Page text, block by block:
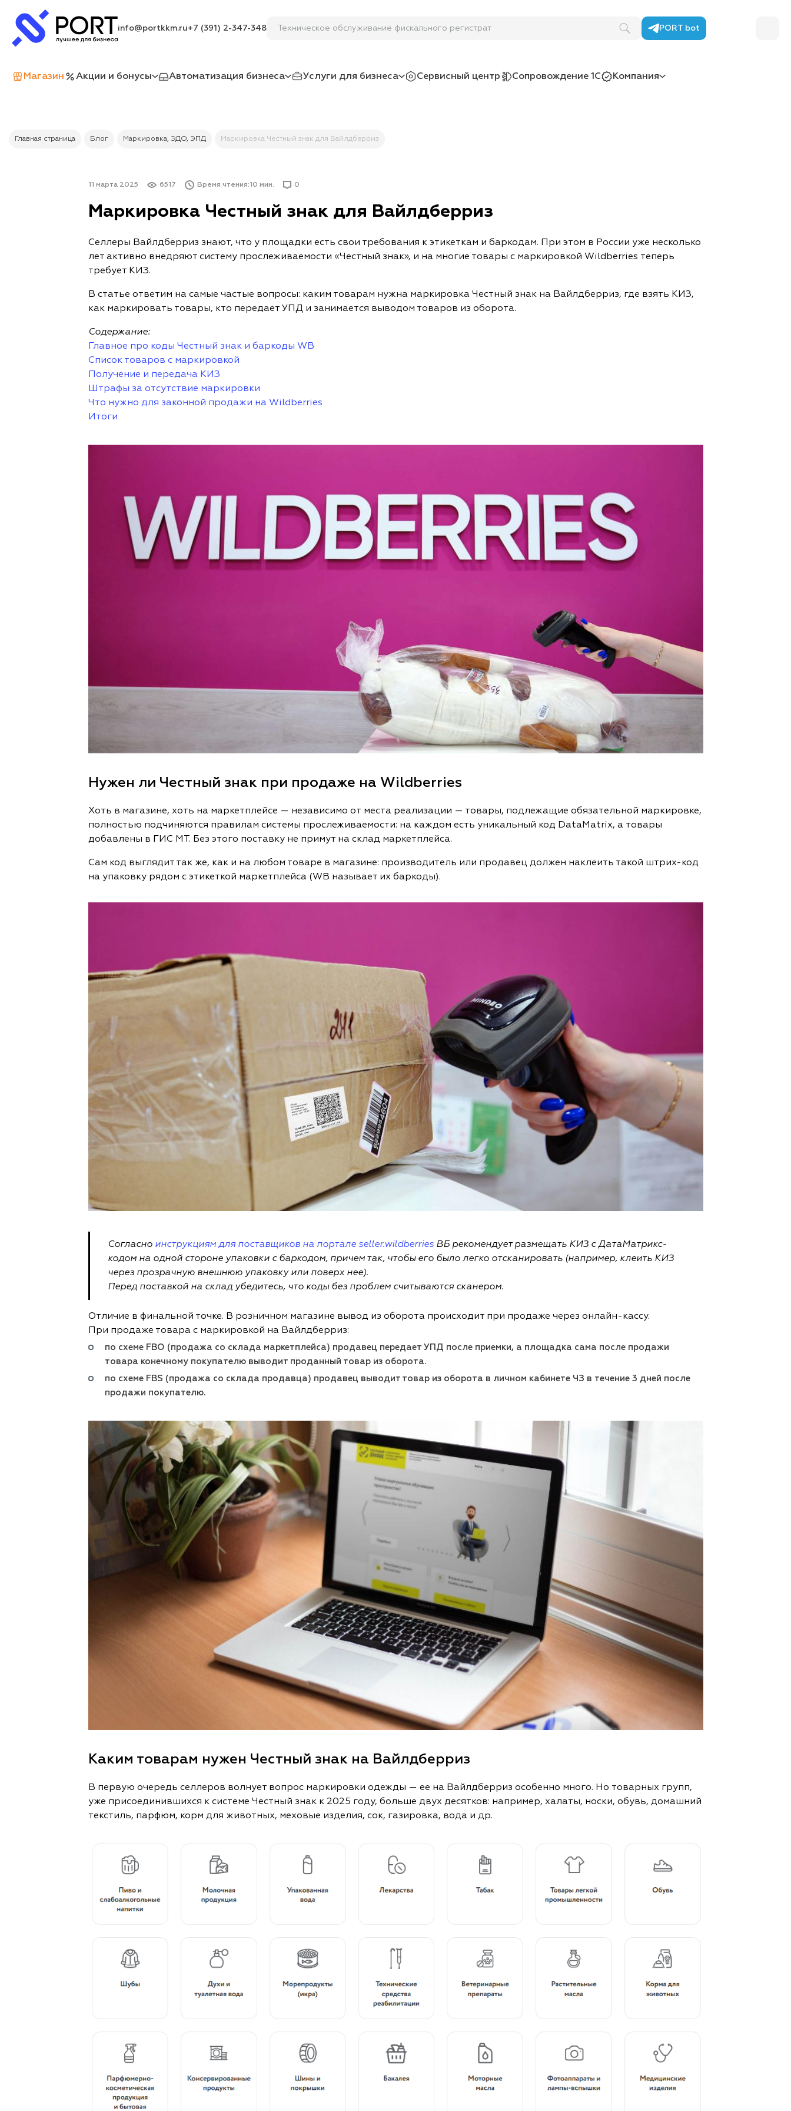
info@portkkm.ru+7 (391) 2-347-348 Техническое обслуживание фискального регис PORT bot
Магазин Акции и бонусы Автоматизация бизнеса Услуги для бизнеса Сервисный центр Сопровождение 1С Компания
Главная страница Блог Маркировка, ЭДО, ЭПД Маркировка Честный знак для Вайлдберриз
11 марта 2025 6517 Время чтения:10 мин. 0
Маркировка Честный знак для Вайлдберриз
Селлеры Вайлдберриз знают, что у площадки есть свои требования к этикеткам и баркодам. При этом в России уже несколько
лет активно внедряют систему прослеживаемости «Честный знак», и на многие товары с маркировкой Wildberries теперь
требует КИЗ.
В статье ответим на самые частые вопросы: каким товарам нужна маркировка Честный знак на Вайлдберриз, где взять КИЗ,
как маркировать товары, кто передает УПД и занимается выводом товаров из оборота.
Содержание:
Главное про коды Честный знак и баркоды WB
Список товаров с маркировкой
Получение и передача КИЗ
Штрафы за отсутствие маркировки
Что нужно для законной продажи на Wildberries
Итоги
Нужен ли Честный знак при продаже на Wildberries
Хоть в магазине, хоть на маркетплейсе — независимо от места реализации — товары, подлежащие обязательной маркировке,
полностью подчиняются правилам системы прослеживаемости: на каждом есть уникальный код DataMatrix, а товары
добавлены в ГИС МТ. Без этого поставку не примут на склад маркетплейса.
Сам код выглядит так же, как и на любом товаре в магазине: производитель или продавец должен наклеить такой штрих-код
на упаковку рядом с этикеткой маркетплейса (WB называет их баркоды).
Согласно инструкциям для поставщиков на портале seller.wildberriesВБ рекомендует размещать КИЗ с ДатаМатрикс-
кодом на одной стороне упаковки с баркодом, причем так, чтобы его было легко отсканировать (например, клеить КИЗ
через прозрачную внешнюю упаковку или поверх нее).
Перед поставкой на склад убедитесь, что коды без проблем считываются сканером.
Отличие в финальной точке. В розничном магазине вывод из оборота происходит при продаже через онлайн-кассу.
При продаже товара с маркировкой на Вайлдберриз:
по схеме FBO (продажа со склада маркетплейса) продавец передает УПД после приемки, а площадка сама после продажи
товара конечному покупателю выводит проданный товар из оборота.
по схеме FBS (продажа со склада продавца) продавец выводит товар из оборота в личном кабинете ЧЗ в течение 3 дней после
продажи покупателю.
Каким товарам нужен Честный знак на Вайлдберриз
В первую очередь селлеров волнует вопрос маркировки одежды — ее на Вайлдберриз особенно много. Но товарных групп,
уже присоединившихся к системе Честный знак к 2025 году, больше двух десятков: например, халаты, носки, обувь, домашний
текстиль, парфюм, корм для животных, меховые изделия, сок, газировка, вода и др.